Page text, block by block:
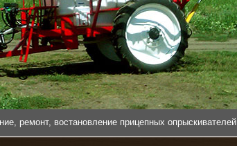
ремонт, востановление прицепных опрыскивателей